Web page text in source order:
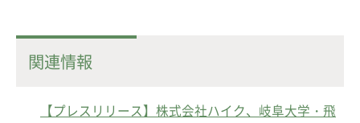
関連情報
【プレスリリース】株式会社ハイク、岐阜大学・飛